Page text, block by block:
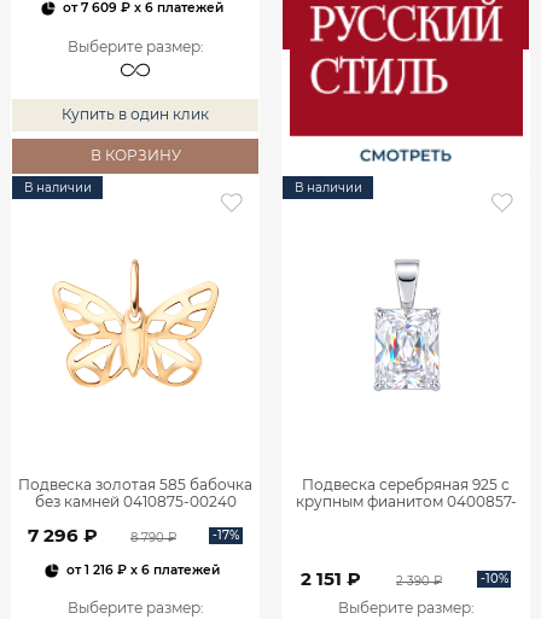
от7 609 ₽x 6 платежей
Выберите размер:
Купить в один клик
В КОРЗИНУ
В наличии
Подвеска золотая 585 бабочка
без камней 0410875-00240
7 296 ₽ 8 790 ₽ -17%
от1 216 ₽x 6 платежей
Выберите размер:
В наличии
Подвеска серебряная 925 с
крупным фианитом 0400857-
2 151 ₽ 2 390 ₽ -10%
Выберите размер: